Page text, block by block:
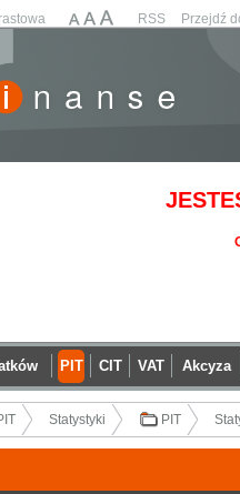
RSS Przejdź
PIT CIT VAT Akcyza
Statystyki PIT